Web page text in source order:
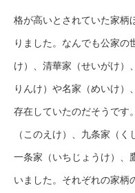
格が高いとされていた家柄
りました。なんでも公家の
け）、清華家（せいがけ）
りんけ）や名家（めいけ
存在していたのだそうです
（このえけ）、九条家（く
一条家（いちじょうけ）、
いました。それぞれの家柄